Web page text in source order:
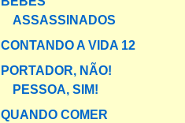
ASSASSINADOS
CONTANDO A VIDA 12
PORTADOR, NÃO!
PESSOA, SIM!
QUANDO COMER